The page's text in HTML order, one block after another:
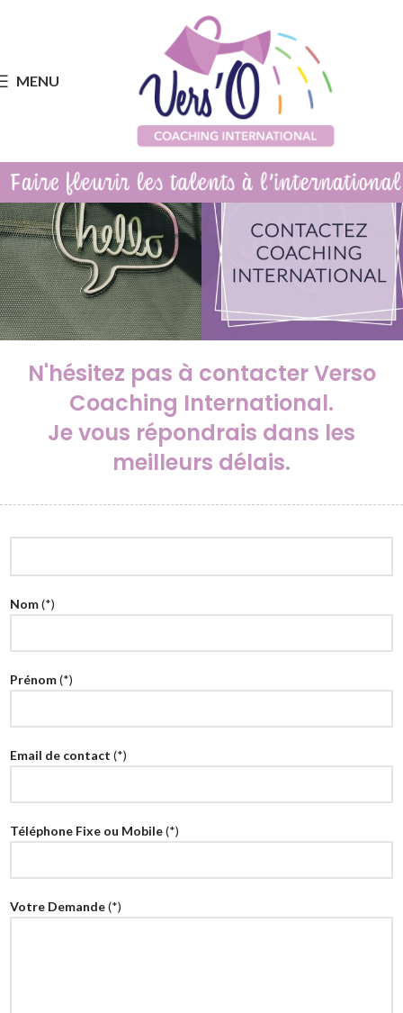
MENU
N'hésitez pas à contacter Verso
Coaching International.
Je vous répondrais dans les
meilleurs délais.
Nom(*)
Prénom(*)
Email de contact (*)
Téléphone Fixe ou Mobile(*)
Votre Demande(*)